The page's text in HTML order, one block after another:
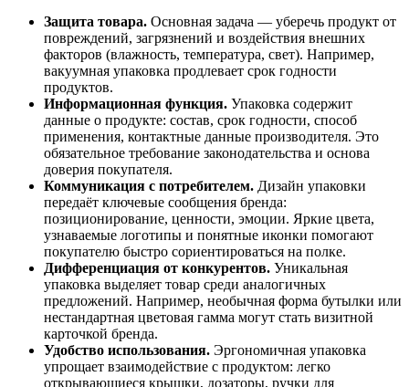
Защита товара. Основная задача — уберечь продукт от
повреждений, загрязнений и воздействия внешних
факторов (влажность, температура, свет). Например,
вакуумная упаковка продлевает срок годности
продуктов.
Информационная функция. Упаковка содержит
данные о продукте: состав, срок годности, способ
применения, контактные данные производителя. Это
обязательное требование законодательства и основа
доверия покупателя.
Коммуникация с потребителем. Дизайн упаковки
передаёт ключевые сообщения бренда:
позиционирование, ценности, эмоции. Яркие цвета,
узнаваемые логотипы и понятные иконки помогают
покупателю быстро сориентироваться на полке.
Дифференциация от конкурентов. Уникальная
упаковка выделяет товар среди аналогичных
предложений. Например, необычная форма бутылки или
нестандартная цветовая гамма могут стать визитной
карточкой бренда.
Удобство использования. Эргономичная упаковка
упрощает взаимодействие с продуктом: легко
открывающиеся крышки, дозаторы, ручки для